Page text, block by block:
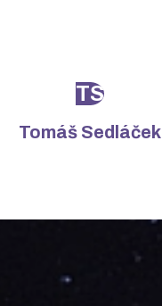
TS
Tomáš Sedláček